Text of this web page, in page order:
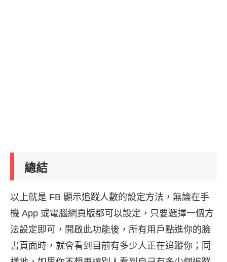
總結
以上就是 FB 顯示追蹤人數的設定方法，無論在手
機 App 或電腦網頁版都可以設定，只要選擇一個方
法設定即可，開啟此功能後，所有用戶點進你的臉
書頁面時，就會看到目前有多少人正在追蹤你；同